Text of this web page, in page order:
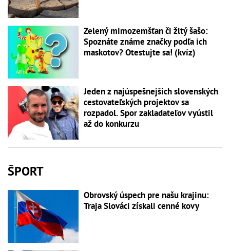
Zelený mimozemšťan či žltý šašo:
Spoznáte známe značky podľa ich
maskotov? Otestujte sa! (kvíz)
Jeden z najúspešnejších slovenských
cestovateľských projektov sa
rozpadol. Spor zakladateľov vyústil
až do konkurzu
ŠPORT
Obrovský úspech pre našu krajinu:
Traja Slováci získali cenné kovy